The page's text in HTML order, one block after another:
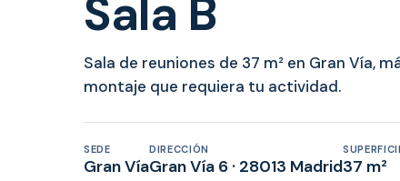
Sala B
Sala de reuniones de 37 m² en Gran Vía,
montaje que requiera tu actividad.
SEDE
Gran Vía
DIRECCIÓN
Gran Vía 6 · 28013 Madrid37 m²